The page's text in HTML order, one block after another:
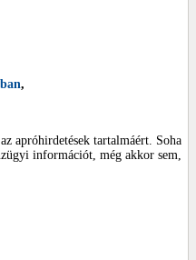
,
apróhirdetések tartalmáért. Soha
információt, még akkor sem,